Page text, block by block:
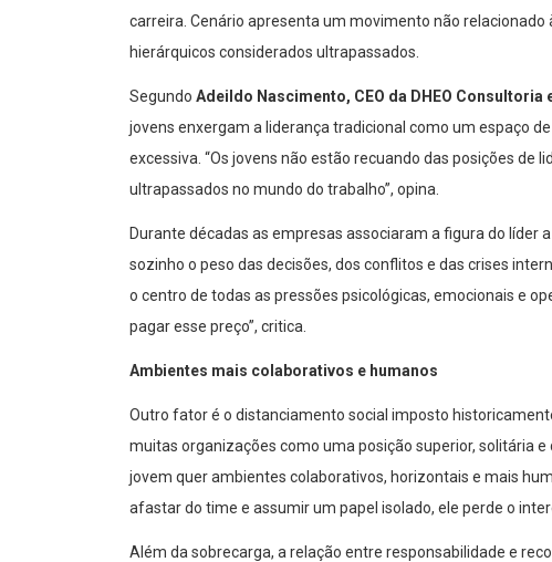
carreira. Cenário apresenta um movimento não
hierárquicos considerados ultrapassados.
Segundo Adeildo Nascimento, CEO da DHEO
jovens enxergam a liderança tradicional como um espaço
excessiva. “Os jovens não estão recuando das posições de
ultrapassados no mundo do trabalho”, opina.
Durante décadas as empresas associaram a figura do líder
sozinho o peso das decisões, dos conflitos e das crises
o centro de todas as pressões psicológicas, emocionais e
pagar esse preço”, critica.
Ambientes mais colaborativos e humanos
Outro fator é o distanciamento social imposto
muitas organizações como uma posição superior, solitária
jovem quer ambientes colaborativos, horizontais e mais
afastar do time e assumir um papel isolado, ele perde o
Além da sobrecarga, a relação entre responsabilidade e